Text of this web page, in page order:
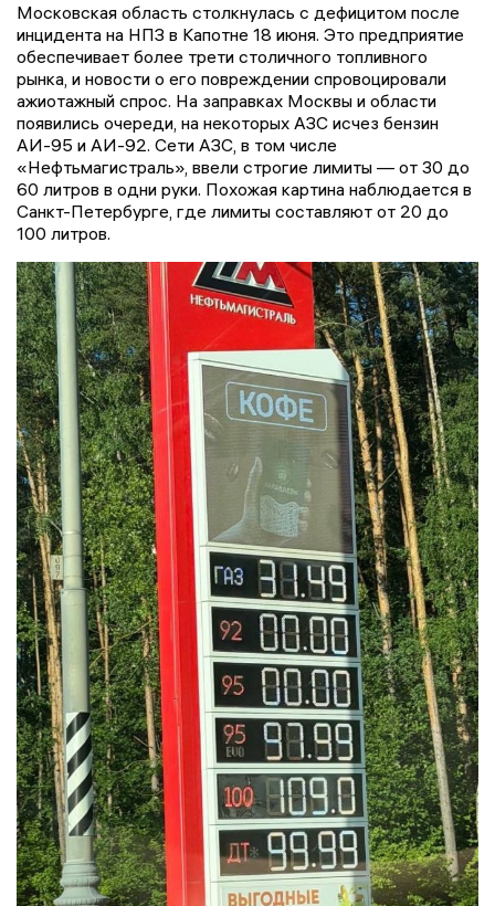
Московская область столкнулась с дефицитом после
инцидента на НПЗ в Капотне 18 июня. Это предприятие
обеспечивает более трети столичного топливного
рынка, и новости о его повреждении спровоцировали
ажиотажный спрос. На заправках Москвы и области
появились очереди, на некоторых АЗС исчез бензин
АИ-95 и АИ-92. Сети АЗС, в том числе
«Нефтьмагистраль», ввели строгие лимиты — от 30 до
60 литров в одни руки. Похожая картина наблюдается в
Санкт-Петербурге, где лимиты составляют от 20 до
100 литров.